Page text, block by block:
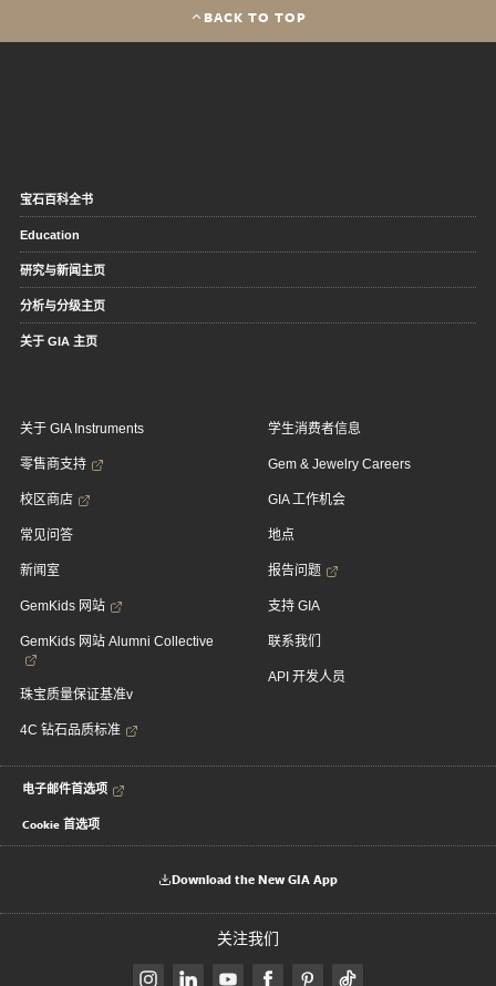
BACK TO TOP
宝石百科全书
Education
研究与新闻主页
分析与分级主页
关于 GIA 主页
关于 GIA Instruments
零售商支持
校区商店
常见问答
新闻室
GemKids 网站
GemKids 网站 Alumni Collective
珠宝质量保证基准v
4C 钻石品质标准
学生消费者信息
Gem & Jewelry Careers
GIA 工作机会
地点
报告问题
支持 GIA
联系我们
API 开发人员
电子邮件首选项
Cookie 首选项
Download the New GIA App
关注我们